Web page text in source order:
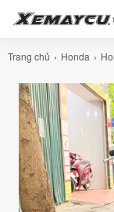
Trang chủ Honda